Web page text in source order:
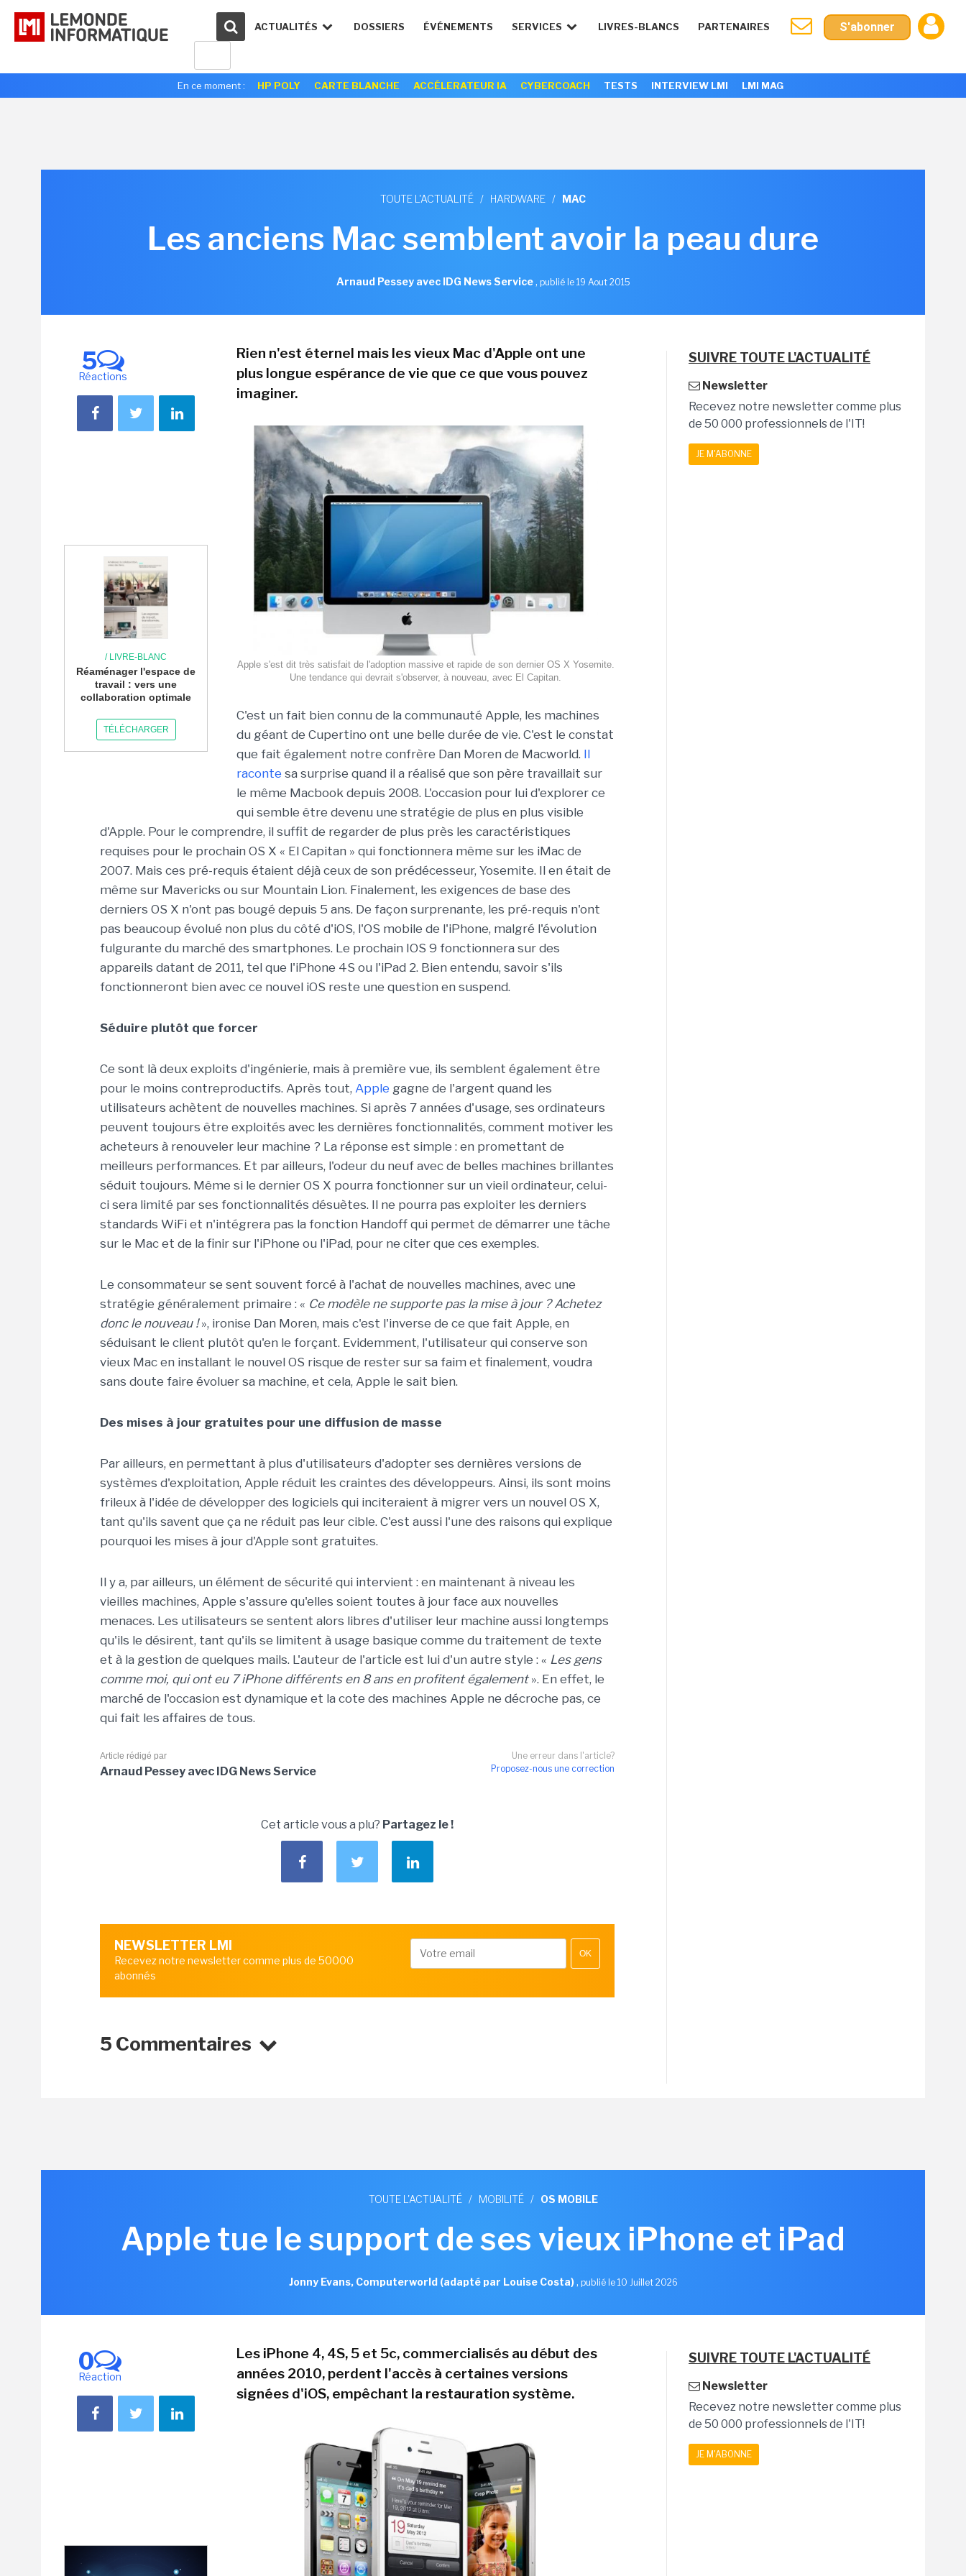
ACTUALITÉS DOSSIERS ÉVÉNEMENTS SERVICES LIVRES-BLANCS PARTENAIRES S'abonner
En ce moment : HP POLY CARTE BLANCHE ACCÉLERATEUR IA CYBERCOACH TESTS INTERVIEW LMI LMI MAG
TOUTE L'ACTUALITÉ / HARDWARE / MAC
Les anciens Mac semblent avoir la peau dure
Arnaud Pessey avec IDG News Service, publié le 19 Aout 2015
5
Réactions
/ LIVRE-BLANC
Réaménager l'espace de
travail : vers une
collaboration optimale
TÉLÉCHARGER
Rien n'est éternel mais les vieux Mac d'Apple ont une
plus longue espérance de vie que ce que vous pouvez
imaginer.
Apple s'est dit très satisfait de l'adoption massive et rapide de son dernier OS X Yosemite.
Une tendance qui devrait s'observer, à nouveau, avec El Capitan.
C'est un fait bien connu de la communauté Apple, les machines
du géant de Cupertino ont une belle durée de vie. C'est le constat
que fait également notre confrère Dan Moren de Macworld. Il
raconte sa surprise quand il a réalisé que son père travaillait sur
le même Macbook depuis 2008. L'occasion pour lui d'explorer ce
qui semble être devenu une stratégie de plus en plus visible
d'Apple. Pour le comprendre, il suffit de regarder de plus près les caractéristiques
requises pour le prochain OS X « El Capitan » qui fonctionnera même sur les iMac de
2007. Mais ces pré-requis étaient déjà ceux de son prédécesseur, Yosemite. Il en était de
même sur Mavericks ou sur Mountain Lion. Finalement, les exigences de base des
derniers OS X n'ont pas bougé depuis 5 ans. De façon surprenante, les pré-requis n'ont
pas beaucoup évolué non plus du côté d'iOS, l'OS mobile de l'iPhone, malgré l'évolution
fulgurante du marché des smartphones. Le prochain IOS 9 fonctionnera sur des
appareils datant de 2011, tel que l'iPhone 4S ou l'iPad 2. Bien entendu, savoir s'ils
fonctionneront bien avec ce nouvel iOS reste une question en suspend.
Séduire plutôt que forcer
Ce sont là deux exploits d'ingénierie, mais à première vue, ils semblent également être
pour le moins contreproductifs. Après tout, Apple gagne de l'argent quand les
utilisateurs achètent de nouvelles machines. Si après 7 années d'usage, ses ordinateurs
peuvent toujours être exploités avec les dernières fonctionnalités, comment motiver les
acheteurs à renouveler leur machine ? La réponse est simple : en promettant de
meilleurs performances. Et par ailleurs, l'odeur du neuf avec de belles machines brillantes
séduit toujours. Même si le dernier OS X pourra fonctionner sur un vieil ordinateur, celui-
ci sera limité par ses fonctionnalités désuètes. Il ne pourra pas exploiter les derniers
standards WiFi et n'intégrera pas la fonction Handoff qui permet de démarrer une tâche
sur le Mac et de la finir sur l'iPhone ou l'iPad, pour ne citer que ces exemples.
Le consommateur se sent souvent forcé à l'achat de nouvelles machines, avec une
stratégie généralement primaire : « Ce modèle ne supporte pas la mise à jour ? Achetez
donc le nouveau !», ironise Dan Moren, mais c'est l'inverse de ce que fait Apple, en
séduisant le client plutôt qu'en le forçant. Evidemment, l'utilisateur qui conserve son
vieux Mac en installant le nouvel OS risque de rester sur sa faim et finalement, voudra
sans doute faire évoluer sa machine, et cela, Apple le sait bien.
Des mises à jour gratuites pour une diffusion de masse
Par ailleurs, en permettant à plus d'utilisateurs d'adopter ses dernières versions de
systèmes d'exploitation, Apple réduit les craintes des développeurs. Ainsi, ils sont moins
frileux à l'idée de développer des logiciels qui inciteraient à migrer vers un nouvel OS X,
tant qu'ils savent que ça ne réduit pas leur cible. C'est aussi l'une des raisons qui explique
pourquoi les mises à jour d'Apple sont gratuites.
Il y a, par ailleurs, un élément de sécurité qui intervient : en maintenant à niveau les
vieilles machines, Apple s'assure qu'elles soient toutes à jour face aux nouvelles
menaces. Les utilisateurs se sentent alors libres d'utiliser leur machine aussi longtemps
qu'ils le désirent, tant qu'ils se limitent à usage basique comme du traitement de texte
et à la gestion de quelques mails. L'auteur de l'article est lui d'un autre style : « Les gens
comme moi, qui ont eu 7 iPhone différents en 8 ans en profitent également». En effet, le
marché de l'occasion est dynamique et la cote des machines Apple ne décroche pas, ce
qui fait les affaires de tous.
Une erreur dans l'article?
Proposez-nous une correction
Article rédigé par
Arnaud Pessey avec IDG News Service
Cet article vous a plu? Partagez le !
NEWSLETTER LMI
Recevez notre newsletter comme plus de 50000
abonnés
OK
5 Commentaires
SUIVRE TOUTE L'ACTUALITÉ
Newsletter
Recevez notre newsletter comme plus
de 50 000 professionnels de l'IT!
JE M'ABONNE
TOUTE L'ACTUALITÉ / MOBILITÉ / OS MOBILE
Apple tue le support de ses vieux iPhone et iPad
Jonny Evans, Computerworld (adapté par Louise Costa), publié le 10 Juillet 2026
0
Réaction
Les iPhone 4, 4S, 5 et 5c, commercialisés au début des
années 2010, perdent l'accès à certaines versions
signées d'iOS, empêchant la restauration système.
SUIVRE TOUTE L'ACTUALITÉ
Newsletter
Recevez notre newsletter comme plus
de 50 000 professionnels de l'IT!
JE M'ABONNE